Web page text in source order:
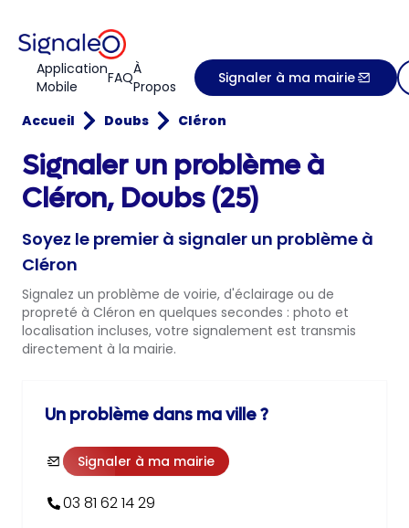
Application
Mobile
FAQÀ
Propos
Signaler à ma mairie
Accueil Doubs Cléron
Signaler un problème à
Cléron, Doubs (25)
Soyez le premier à signaler un problème à
Cléron
Signalez un problème de voirie, d'éclairage ou de
propreté à Cléron en quelques secondes : photo et
localisation incluses, votre signalement est transmis
directement à la mairie.
Un problème dans ma ville ?
Signaler à ma mairie
03 81 62 14 29